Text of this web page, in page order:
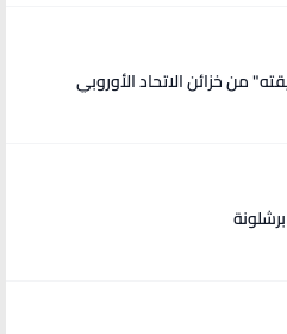
من خزائن الاتحاد الأوروبي